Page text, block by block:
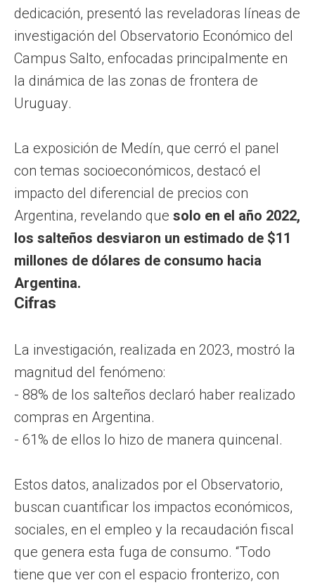
dedicación, presentó las reveladoras líneas de
investigación del Observatorio Económico del
Campus Salto, enfocadas principalmente en
la dinámica de las zonas de frontera de
Uruguay.
La exposición de Medín, que cerró el panel
con temas socioeconómicos, destacó el
impacto del diferencial de precios con
Argentina, revelando que solo en el año 2022,
los salteños desviaron un estimado de $11
millones de dólares de consumo hacia
Argentina.
Cifras
La investigación, realizada en 2023, mostró la
magnitud del fenómeno:
- 88% de los salteños declaró haber realizado
compras en Argentina.
- 61% de ellos lo hizo de manera quincenal.
Estos datos, analizados por el Observatorio,
buscan cuantificar los impactos económicos,
sociales, en el empleo y la recaudación fiscal
que genera esta fuga de consumo. “Todo
tiene que ver con el espacio fronterizo, con